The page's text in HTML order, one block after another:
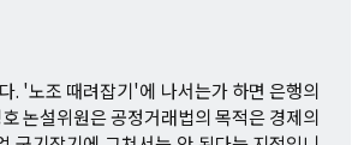
. '노조 때려잡기'에 나서는가 하면 은행의
논설위원은 공정거래법의 목적은 경제의